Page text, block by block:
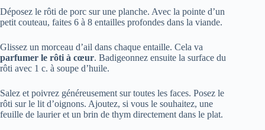
Déposez le rôti de porc sur une planche. Avec la pointe d’un
petit couteau, faites 6 à 8 entailles profondes dans la viande.
Glissez un morceau d’ail dans chaque entaille. Cela va
parfumer le rôti à cœur. Badigeonnez ensuite la surface du
rôti avec 1 c. à soupe d’huile.
Salez et poivrez généreusement sur toutes les faces. Posez le
rôti sur le lit d’oignons. Ajoutez, si vous le souhaitez, une
feuille de laurier et un brin de thym directement dans le plat.